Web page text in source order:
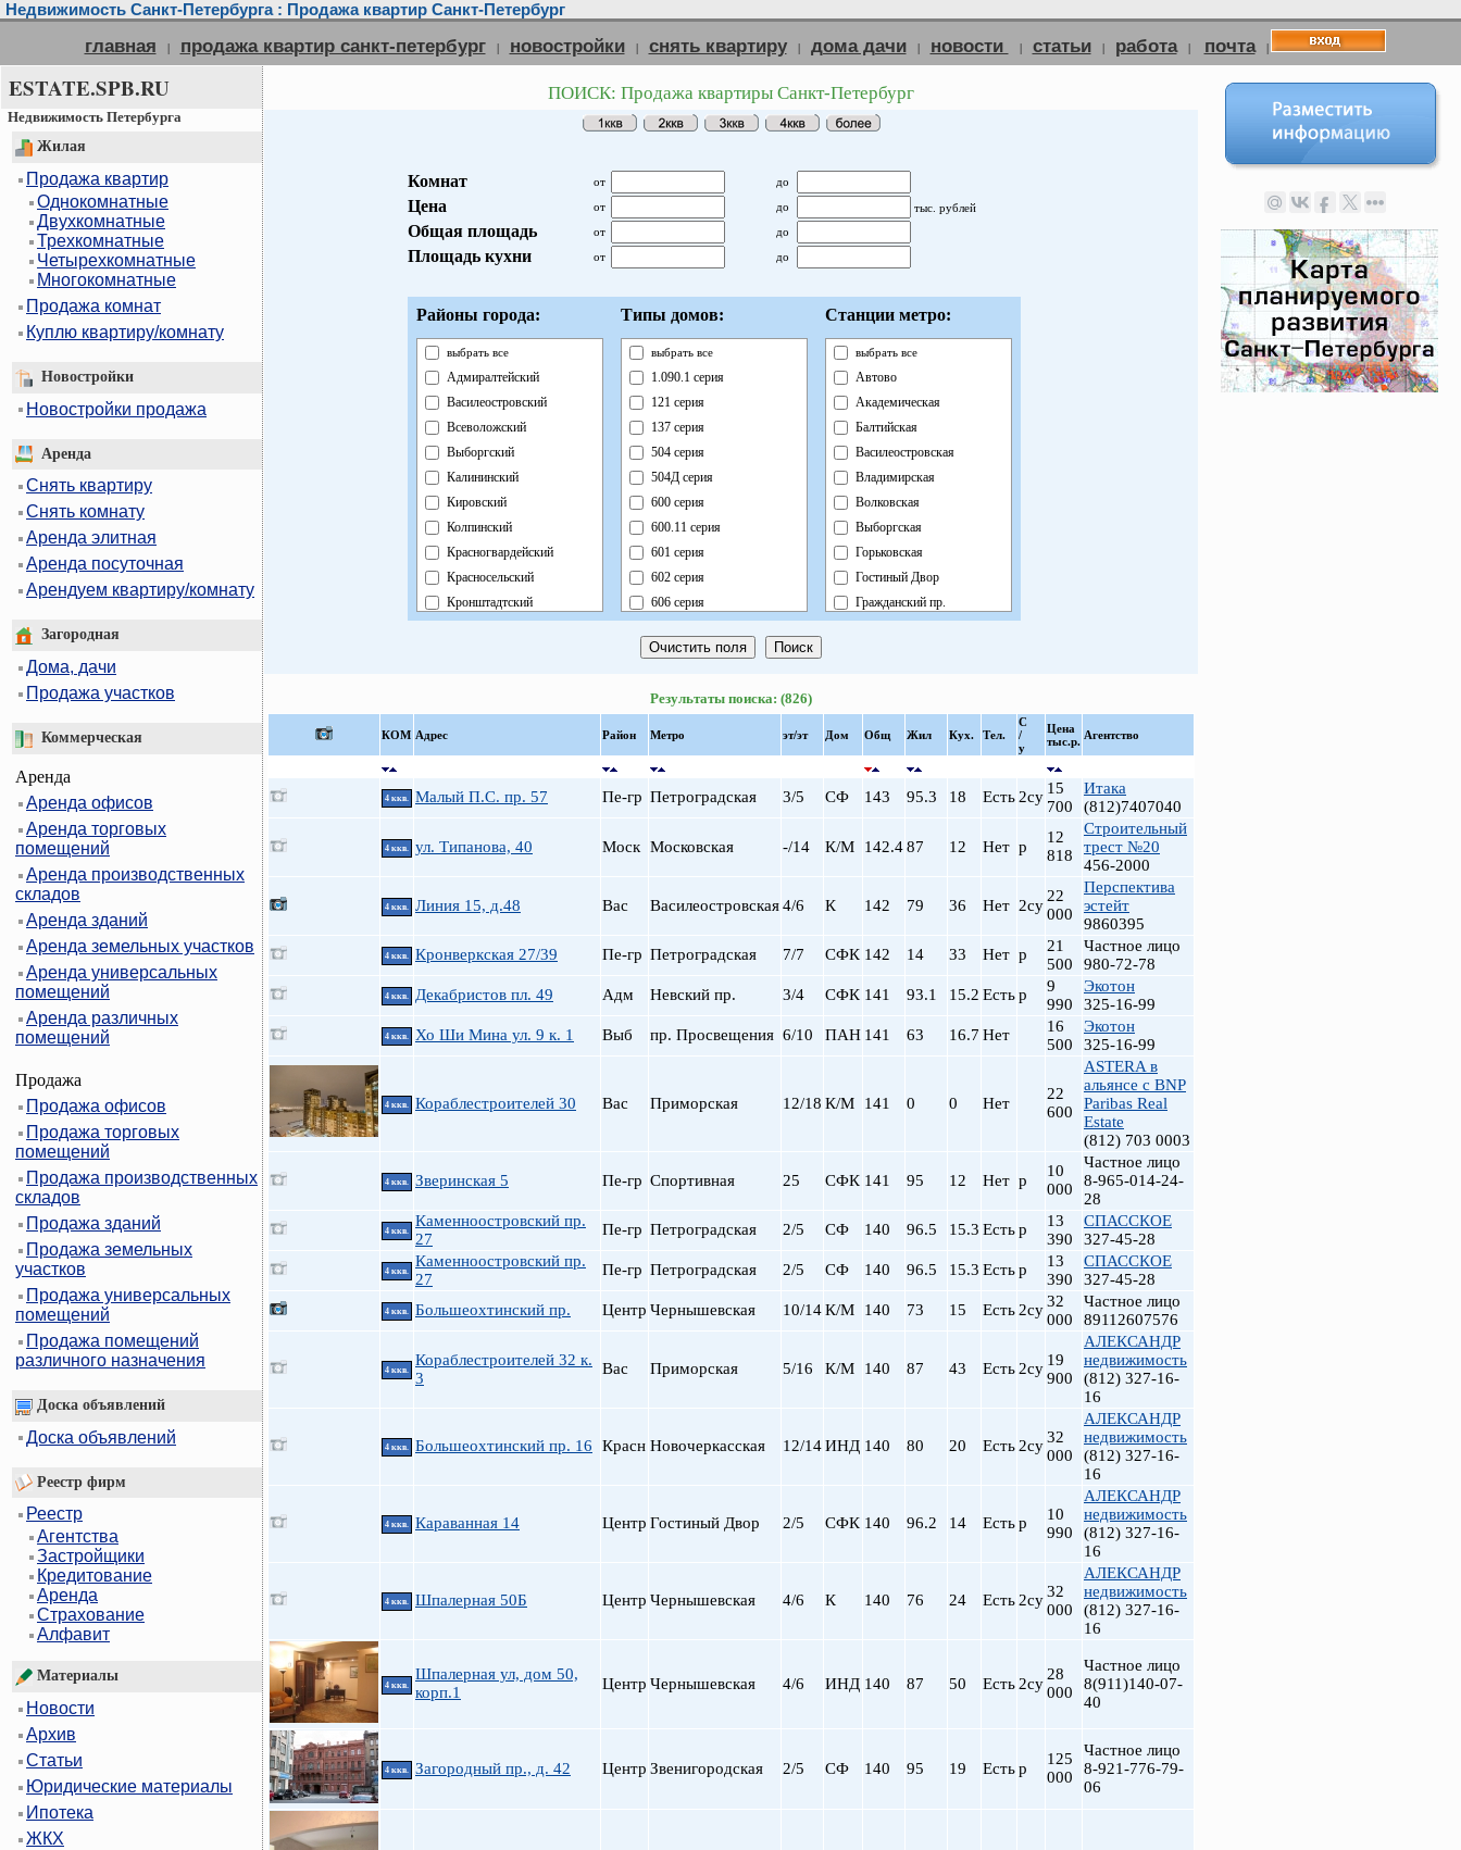
Недвижимость Санкт-Петербурга : Продажа квартир Санкт-Петербург
главная | продажа квартир санкт-петербург | новостройки | снять квартиру | дома дачи | новости | статьи | работа | почта |
ESTATE.SPB.RU
Недвижимость Петербурга
Жилая
Продажа квартир
Однокомнатные
Двухкомнатные
Трехкомнатные
Четырехкомнатные
Многокомнатные
Продажа комнат
Куплю квартиру/комнату
Новостройки
Новостройки продажа
Аренда
Снять квартиру
Снять комнату
Аренда элитная
Аренда посуточная
Арендуем квартиру/комнату
Загородная
Дома, дачи
Продажа участков
Коммерческая
Аренда
Аренда офисов
Аренда торговых
помещений
Аренда производственных
складов
Аренда зданий
Аренда земельных участков
Аренда универсальных
помещений
Аренда различных
помещений
Продажа
Продажа офисов
Продажа торговых
помещений
Продажа производственных
складов
Продажа зданий
Продажа земельных
участков
Продажа универсальных
помещений
Продажа помещений
различного назначения
Доска объявлений
Доска объявлений
Реестр фирм
Реестр
Агентства
Застройщики
Кредитование
Аренда
Страхование
Алфавит
Материалы
Новости
Архив
Статьи
Юридические материалы
Ипотека
ЖКХ
ПОИСК: Продажа квартиры Санкт-Петербург
Комнат от до
Цена от до тыс. рублей
Общая площадь от до
Площадь кухни от до
Районы города:
выбрать все
Адмиралтейский
Василеостровский
Всеволожский
Выборгский
Калининский
Кировский
Колпинский
Красногвардейский
Красносельский
Кронштадтский
Петроградский
Приморский
Фрунзенский
Типы домов:
выбрать все
1.090.1 серия
121 серия
137 серия
504 серия
504Д серия
600 серия
600.11 серия
601 серия
602 серия
606 серия
Брежневка
Индивидуальный
Кирпично-Монолитный
Кирпичный
Коттедж
Немецкий
Панельный
Ст.Фонд Кап.Рем.
Старый фонд (СФ)
Хрущевка
Станции метро:
выбрать все
Автово
Академическая
Балтийская
Василеостровская
Владимирская
Волковская
Выборгская
Горьковская
Гостиный Двор
Гражданский пр.
Звенигородская
Кировский завод
Крестовский о-в
Ладожская
Лесная
Ломоносовская
Московская
Московские ворота
Новочеркасская
Озерки
Парнас
Пионерская
пл. Ал. Невского
пл. Мужества
пр. Ветеранов
Пролетарская
Садовая
Старая Деревня
Фрунзенская
Результаты поиска: (826)
КOМ Адрес Район Метро эт/эт Дом Общ Жил Кух. Тел.
С
/
у
Цена
тыс.р. Агентство
4 ккв. Малый П.С. пр. 57 Пе-гр Петроградская 3/5 СФ 143 95.3 18 Есть 2су 15
700
Итака
(812)7407040
4 ккв. ул. Типанова, 40 Моск Московская -/14 К/М 142.487 12 Нет р
12
818
Строительный
трест №20
456-2000
4 ккв. Линия 15, д.48 Вас Василеостровская4/6 К 142 79 36 Нет 2су
22
000
Перспектива
эстейт
9860395
4 ккв. Кронверкская 27/39 Пе-гр Петроградская 7/7 СФК 142 14 33 Нет р
21
500
Частное лицо
980-72-78
4 ккв. Декабристов пл. 49 Адм Невский пр. 3/4 СФК 141 93.1 15.2 Естьр
9
990
Экотон
325-16-99
4 ккв. Хо Ши Мина ул. 9 к. 1 Выб пр. Просвещения 6/10 ПАН 141 63 16.7 Нет
16
500
Экотон
325-16-99
4 ккв. Кораблестроителей 30 Вас Приморская 12/18 К/М 141 0 0 Нет
22
600
ASTERA в
альянсе с BNP
Paribas Real
Estate
(812) 703 0003
4 ккв. Зверинская 5 Пе-гр Спортивная 25 СФК 141 95 12 Нет р
10
000
Частное лицо
8-965-014-24-
28
4 ккв.
Каменноостровский пр.
27
Пе-гр Петроградская 2/5 СФ 140 96.5 15.3 Естьр
13
390
СПАССКОЕ
327-45-28
4 ккв.
Каменноостровский пр.
27
Пе-гр Петроградская 2/5 СФ 140 96.5 15.3 Естьр
13
390
СПАССКОЕ
327-45-28
4 ккв. Большеохтинский пр. Центр Чернышевская 10/14К/М 140 73 15 Есть 2су32
000
Частное лицо
89112607576
4 ккв.
Кораблестроителей 32 к.
3
Вас Приморская 5/16 К/М 140 87 43 Есть 2су 19
900
АЛЕКСАНДР
недвижимость
(812) 327-16-
16
4 ккв. Большеохтинский пр. 16 Красн Новочеркасская 12/14ИНД 140 80 20 Есть 2су32
000
АЛЕКСАНДР
недвижимость
(812) 327-16-
16
4 ккв. Караванная 14 Центр Гостиный Двор 2/5 СФК 140 96.2 14 Естьр
10
990
АЛЕКСАНДР
недвижимость
(812) 327-16-
16
4 ккв. Шпалерная 50Б Центр Чернышевская 4/6 К 140 76 24 Есть 2су32
000
АЛЕКСАНДР
недвижимость
(812) 327-16-
16
4 ккв.
Шпалерная ул, дом 50,
корп.1
Центр Чернышевская 4/6 ИНД 140 87 50 Есть 2су
28
000
Частное лицо
8(911)140-07-
40
4 ккв. Загородный пр., д. 42 Центр Звенигородская 2/5 СФ 140 95 19 Естьр
125
000
Частное лицо
8-921-776-79-
06